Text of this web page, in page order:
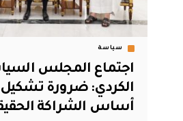
سياسة
اجتماع المجلس
الكردي: ضرورة تشكيل
أساس الشراكة